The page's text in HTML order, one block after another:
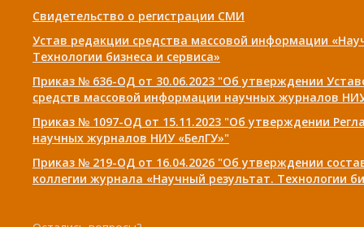
Свидетельство о регистрации СМИ
Устав редакции средства массовой информации
Технологии бизнеса и сервиса»
Приказ № 636-ОД от 30.06.2023 "Об утверждении
средств массовой информации научных журналов
Приказ № 1097-ОД от 15.11.2023 "Об утверждении
научных журналов НИУ «БелГУ»"
Приказ № 219-ОД от 16.04.2026 "Об утверждении
коллегии журнала «Научный результат. Технологии